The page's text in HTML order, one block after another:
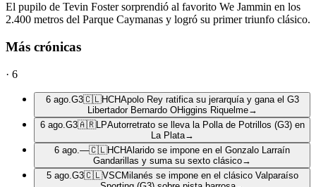
El pupilo de Tevin Foster sorprendió al favorito We Jammin en los
2.400 metros del Parque Caymanas y logró su primer triunfo clásico.
Más crónicas
· 6
6 ago. G3🇨🇱HCHApolo Rey ratifica su jerarquía y gana el G3
Libertador Bernardo OHiggins Riquelme→
6 ago. G3🇦🇷LPAutorretrato se lleva la Polla de Potrillos (G3) en
La Plata→
6 ago. —🇨🇱HCHAlarido se impone en el Gonzalo Larraín
Gandarillas y suma su sexto clásico→
5 ago. G3🇨🇱VSCMilanés se impone en el clásico Valparaíso